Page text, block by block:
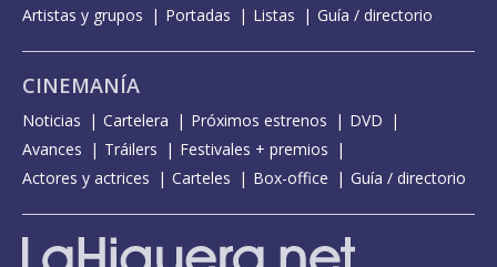
Artistas y grupos
Portadas Listas Guía / directorio
CINEMANÍA
Noticias Cartelera Próximos estrenos
DVD
Avances
Tráilers
Festivales + premios
Actores y actrices
Carteles Box-office Guía / directorio